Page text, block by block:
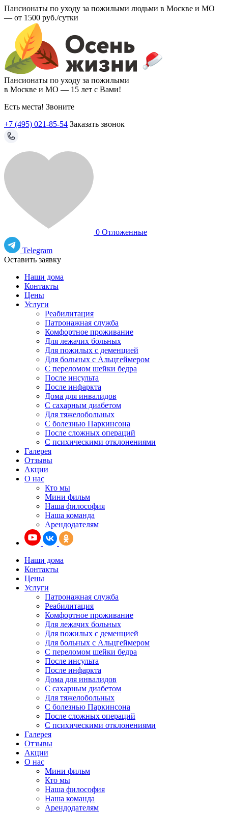
Пансионаты по уходу за пожилыми людьми в Москве и МО
— от 1500 руб./сутки
Пансионаты по уходу за пожилыми
в Москве и МО — 15 лет с Вами!
Есть места! Звоните
+7 (495) 021-85-54 Заказать звонок
0 Отложенные
Telegram
Оставить заявку
Наши дома
Контакты
Цены
Услуги
Реабилитация
Патронажная служба
Комфортное проживание
Для лежачих больных
Для пожилых с деменцией
Для больных с Альцгеймером
С переломом шейки бедра
После инсульта
После инфаркта
Дома для инвалидов
С сахарным диабетом
Для тяжелобольных
С болезнью Паркинсона
После сложных операций
С психическими отклонениями
Галерея
Отзывы
Акции
О нас
Кто мы
Мини фильм
Наша философия
Наша команда
Арендодателям
Наши дома
Контакты
Цены
Услуги
Патронажная служба
Реабилитация
Комфортное проживание
Для лежачих больных
Для пожилых с деменцией
Для больных с Альцгеймером
С переломом шейки бедра
После инсульта
После инфаркта
Дома для инвалидов
С сахарным диабетом
Для тяжелобольных
С болезнью Паркинсона
После сложных операций
С психическими отклонениями
Галерея
Отзывы
Акции
О нас
Мини фильм
Кто мы
Наша философия
Наша команда
Арендодателям